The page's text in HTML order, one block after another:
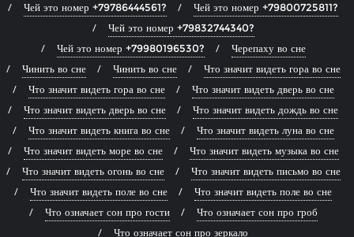
Чей это номер +79786444561?
Чей это номер +79800725811?
Чей это номер +79832744340?
Чей это номер +79980196530?
Черепаху во сне
Чинить во сне
Чинить во сне
Что значит видеть гора во сне
Что значит видеть гора во сне
Что значит видеть дверь во сне
Что значит видеть дверь во сне
Что значит видеть дождь во сне
Что значит видеть книга во сне
Что значит видеть луна во сне
Что значит видеть море во сне
Что значит видеть музыка во сне
Что значит видеть огонь во сне
Что значит видеть письмо во сне
Что значит видеть поле во сне
Что значит видеть поле во сне
Что означает сон про гости
Что означает сон про гроб
Что означает сон про зеркало